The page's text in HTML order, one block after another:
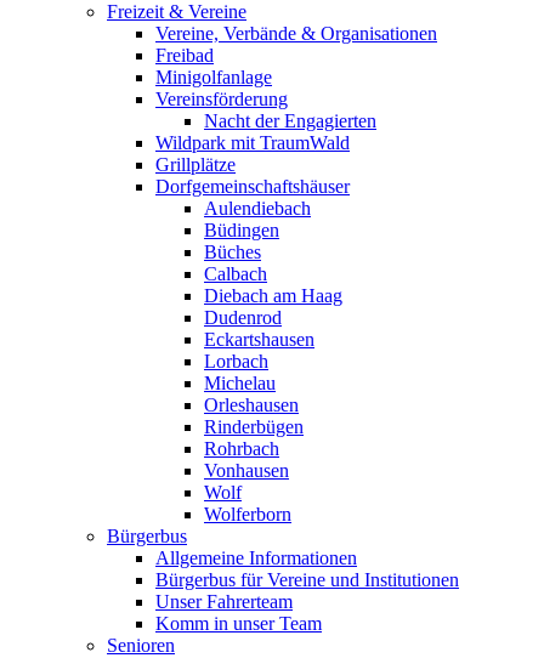
Freizeit & Vereine
Vereine, Verbände & Organisationen
Freibad
Minigolfanlage
Vereinsförderung
Nacht der Engagierten
Wildpark mit TraumWald
Grillplätze
Dorfgemeinschaftshäuser
Aulendiebach
Büdingen
Büches
Calbach
Diebach am Haag
Dudenrod
Eckartshausen
Lorbach
Michelau
Orleshausen
Rinderbügen
Rohrbach
Vonhausen
Wolf
Wolferborn
Bürgerbus
Allgemeine Informationen
Bürgerbus für Vereine und Institutionen
Unser Fahrerteam
Komm in unser Team
Senioren